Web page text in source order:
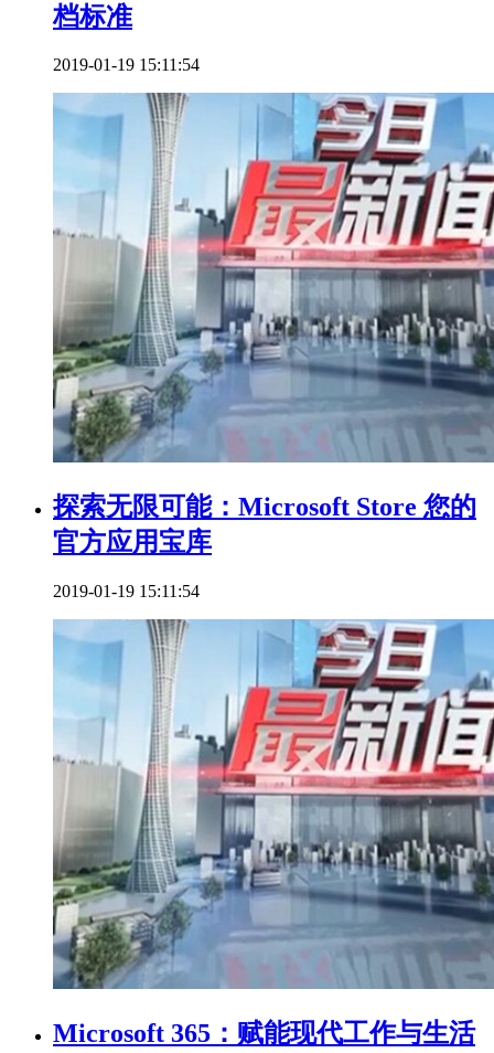
档标准
2019-01-19 15:11:54
探索无限可能：Microsoft Store 您的
官方应用宝库
2019-01-19 15:11:54
Microsoft 365：赋能现代工作与生活